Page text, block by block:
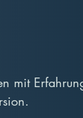
mit